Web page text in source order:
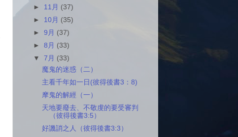
► 11月 (37)
► 10月 (35)
►9月 (37)
►8月 (33)
▼7月 (33)
魔鬼的迷惑（二）
主看千年如一日(彼得後書3：8)
摩鬼的解經（一）
天地要廢去、不敬虔的要受審判
（彼得後書3:5）
好譏誚之人（彼得後書3:3）